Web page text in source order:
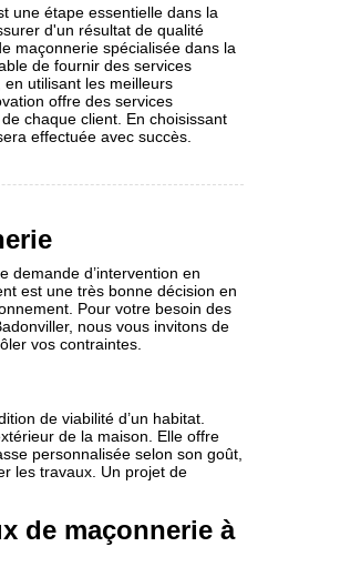
une étape essentielle dans la
d'un résultat de qualité
maçonnerie spécialisée dans la
de fournir des services
utilisant les meilleurs
offre des services
chaque client. En choisissant
effectuée avec succès.
demande d’intervention en
est une très bonne décision en
Pour votre besoin des
nous vous invitons de
vos contraintes.
de viabilité d’un habitat.
de la maison. Elle offre
personnalisée selon son goût,
les travaux. Un projet de
de maçonnerie à